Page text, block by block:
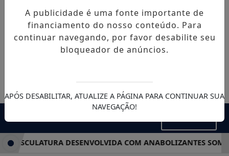
DESENVOLVIDA COM ANABOLIZANTES SOME EM
A publicidade é uma fonte importante de
financiamento do nosso conteúdo. Para
continuar navegando, por favor desabilite seu
bloqueador de anúncios.
APÓS DESABILITAR, ATUALIZE A PÁGINA PARA CONTINUAR SUA
NAVEGAÇÃO!